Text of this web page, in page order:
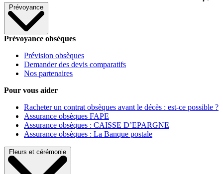
Prévoyance
Prévoyance obsèques
Prévision obsèques
Demander des devis comparatifs
Nos partenaires
Pour vous aider
Racheter un contrat obsèques avant le décès : est-ce possible ?
Assurance obsèques FAPE
Assurance obsèques : CAISSE D’EPARGNE
Assurance obsèques : La Banque postale
Fleurs et cérémonie